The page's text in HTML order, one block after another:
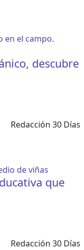
descubre
Redacción 30 Días
que
Redacción 30 Días